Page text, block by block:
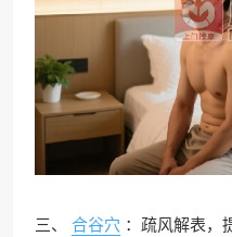
三、 合谷穴 ：疏风解表，